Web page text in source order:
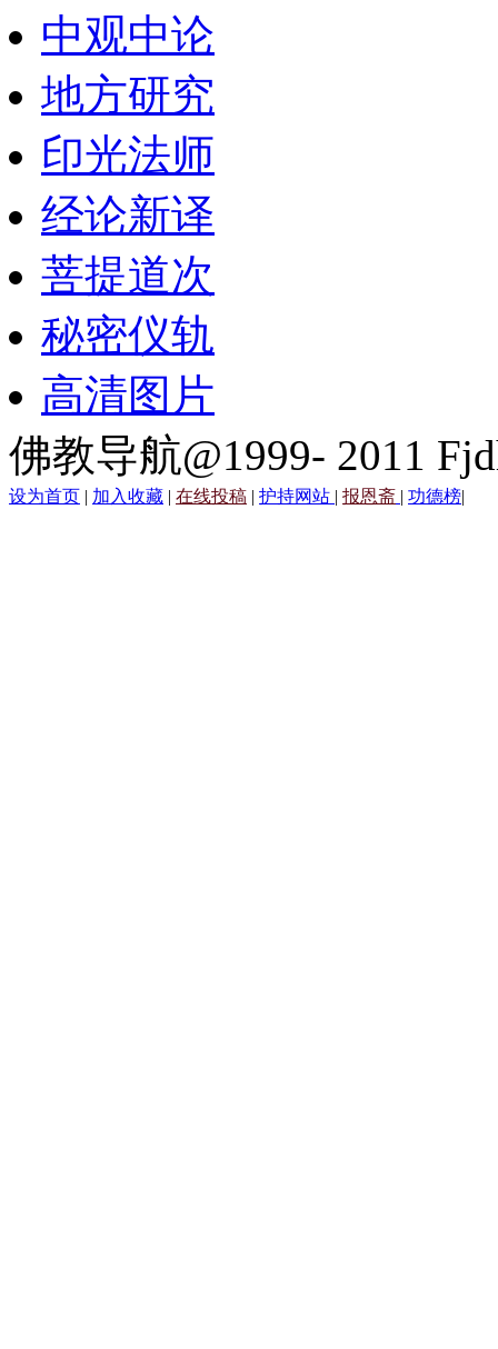
中观中论
地方研究
印光法师
经论新译
菩提道次
秘密仪轨
高清图片
佛教导航@1999- 2011
设为首页 | 加入收藏 | 在线投稿 | 护持网站 | 报恩斋 | 功德榜|